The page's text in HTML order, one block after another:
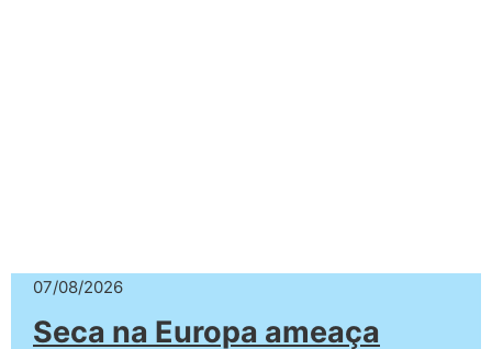
07/08/2026
Seca na Europa ameaça